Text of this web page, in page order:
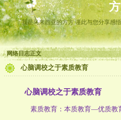
我是马来西亚的方方 谨此与您分享感
网络日志正文
心脑调校之于素质教育
心脑调校之于素质教育
素质教育：本质教育—优质教